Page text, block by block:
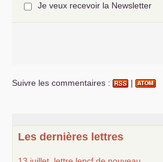
Je veux recevoir la Newsletter
Suivre les commentaires : |
Les dernières lettres